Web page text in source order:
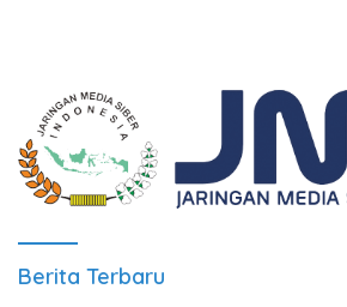
Berita Terbaru